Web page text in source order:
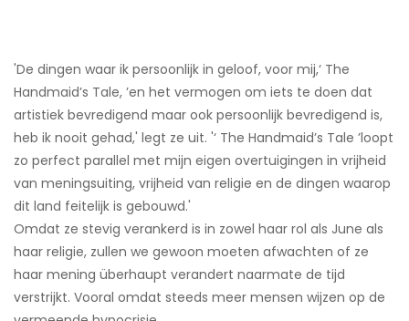
'De dingen waar ik persoonlijk in geloof, voor mij,‘ The
Handmaid’s Tale, ’en het vermogen om iets te doen dat
artistiek bevredigend maar ook persoonlijk bevredigend is,
heb ik nooit gehad,' legt ze uit. '‘ The Handmaid’s Tale ’loopt
zo perfect parallel met mijn eigen overtuigingen in vrijheid
van meningsuiting, vrijheid van religie en de dingen waarop
dit land feitelijk is gebouwd.'
Omdat ze stevig verankerd is in zowel haar rol als June als
haar religie, zullen we gewoon moeten afwachten of ze
haar mening überhaupt verandert naarmate de tijd
verstrijkt. Vooral omdat steeds meer mensen wijzen op de